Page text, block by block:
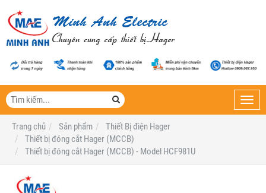
Trang chủ
Sản phẩm
Thiết Bị điện Hager
Thiết bị đóng cắt Hager (MCCB)
Thiết bị đóng cắt Hager (MCCB) - Model HCF981U